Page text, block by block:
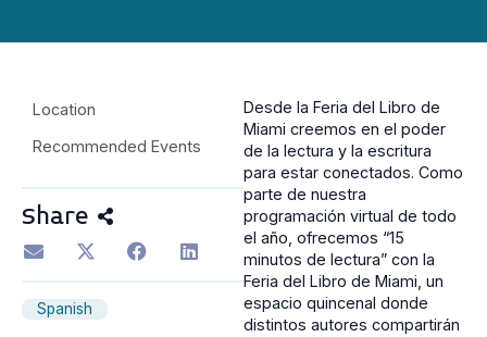
Location
Recommended Events
Share
Spanish
Desde la Feria del Libro de
Miami creemos en el poder
de la lectura y la escritura
para estar conectados. Como
parte de nuestra
programación virtual de todo
el año, ofrecemos “15
minutos de lectura” con la
Feria del Libro de Miami, un
espacio quincenal donde
distintos autores compartirán